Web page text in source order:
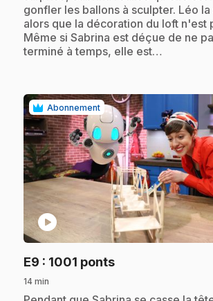
gonfler les ballons à sculpter. Léo
alors que la décoration du loft n'est
Même si Sabrina est déçue de ne
terminé à temps, elle est…
Abonnement
play_circle
E9 : 1001 ponts.
14 min